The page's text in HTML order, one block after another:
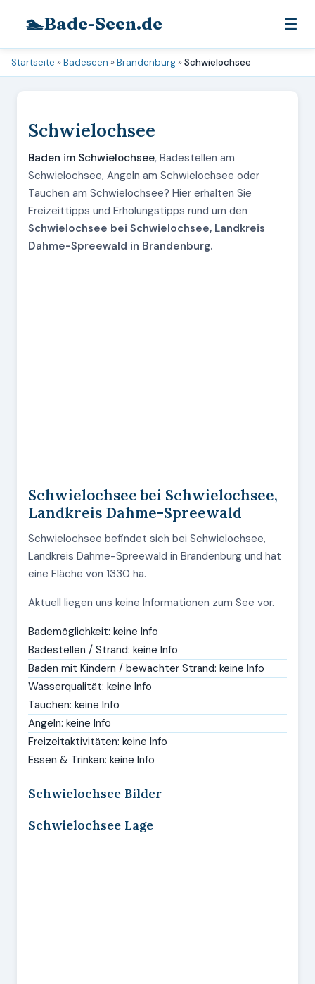
🏊Bade-Seen.de ☰
Startseite »Badeseen »Brandenburg »Schwielochsee
Schwielochsee
Baden im Schwielochsee, Badestellen am
Schwielochsee, Angeln am Schwielochsee oder
Tauchen am Schwielochsee? Hier erhalten Sie
Freizeittipps und Erholungstipps rund um den
Schwielochsee bei Schwielochsee, Landkreis
Dahme-Spreewald in Brandenburg.
Schwielochsee bei Schwielochsee,
Landkreis Dahme-Spreewald
Schwielochsee befindet sich bei Schwielochsee,
Landkreis Dahme-Spreewald in Brandenburg und hat
eine Fläche von 1330 ha.
Aktuell liegen uns keine Informationen zum See vor.
Bademöglichkeit: keine Info
Badestellen / Strand: keine Info
Baden mit Kindern / bewachter Strand: keine Info
Wasserqualität: keine Info
Tauchen: keine Info
Angeln: keine Info
Freizeitaktivitäten: keine Info
Essen & Trinken: keine Info
Schwielochsee Bilder
Schwielochsee Lage